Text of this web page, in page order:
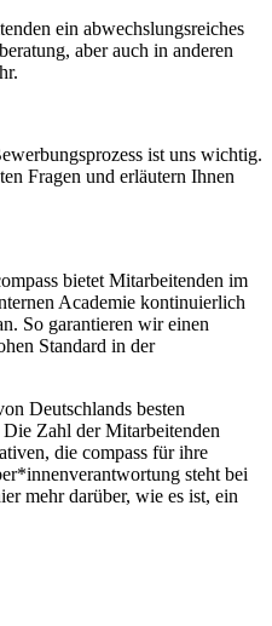
ein abwechslungsreiches
aber auch in anderen
ist uns wichtig.
Fragen und erläutern Ihnen
bietet Mitarbeitenden im
Academie kontinuierlich
So garantieren wir einen
Standard in der
Deutschlands besten
Zahl der Mitarbeitenden
die compass für ihre
steht bei
mehr darüber, wie es ist, ein